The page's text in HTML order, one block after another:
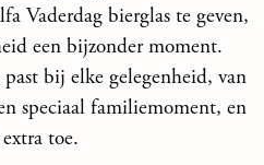
Vaderdag bierglas te geven,
een bijzonder moment.
bij elke gelegenheid, van
speciaal familiemoment, en
toe.